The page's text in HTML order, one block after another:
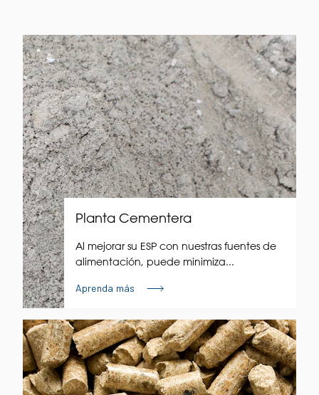
Planta Cementera
Al mejorar su ESP con nuestras fuentes de
alimentación, puede minimiza...
Aprenda más